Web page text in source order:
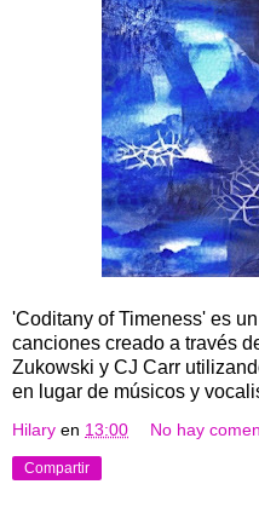
'Coditany of Timeness' es
canciones creado a través
Zukowski y CJ Carr
en lugar de músicos y
Hilary en 13:00 No hay
Compartir